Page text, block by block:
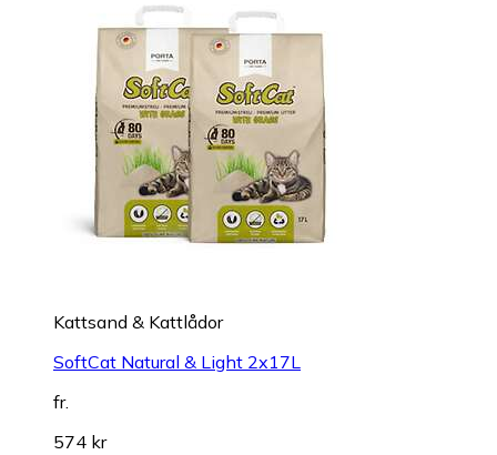
Kattsand & Kattlådor
SoftCat Natural & Light 2x17L
fr.
574 kr